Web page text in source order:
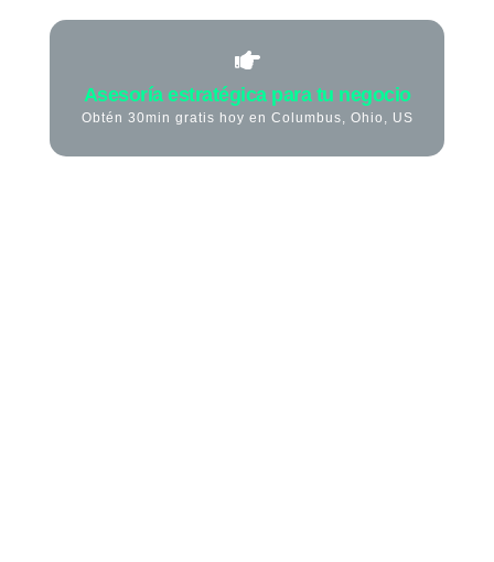
Asesoría estratégica para tu negocio
Obtén 30min gratis hoy en Columbus, Ohio, US